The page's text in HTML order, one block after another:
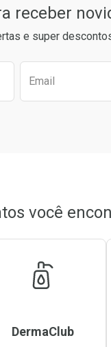
receber
e super
Email
você
DermaClub